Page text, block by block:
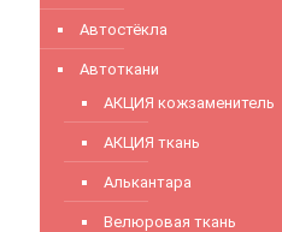
Автостёкла
Автоткани
АКЦИЯ кожзаменитель
АКЦИЯ ткань
Алькантара
Велюровая ткань